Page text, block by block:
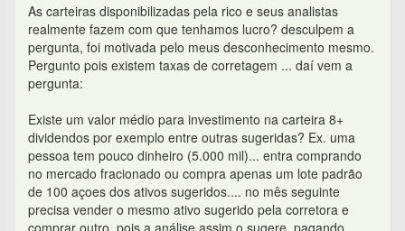
As carteiras disponibilizadas pela rico e seus analistas
realmente fazem com que tenhamos lucro? desculpem a
pergunta, foi motivada pelo meus desconhecimento mesmo.
Pergunto pois existem taxas de corretagem ... daí vem a
pergunta:
Existe um valor médio para investimento na carteira 8+
dividendos por exemplo entre outras sugeridas? Ex. uma
pessoa tem pouco dinheiro (5.000 mil)... entra comprando
no mercado fracionado ou compra apenas um lote padrão
de 100 açoes dos ativos sugeridos.... no mês seguinte
precisa vender o mesmo ativo sugerido pela corretora e
comprar outro, pois a análise assim o sugere, pagando